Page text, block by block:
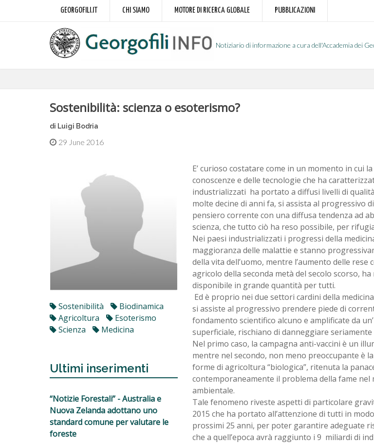
GEORGOFILI.IT CHI SIAMO MOTORE DI RICERCA GLOBALE PUBBLICAZIONI
Notiziario di informazione a cura dell'Accademia dei
Sostenibilità: scienza o esoterismo?
di Luigi Bodria
29 June 2016
Sostenibilità
Biodinamica
Agricoltura
Esoterismo
Scienza
Medicina
Ultimi inserimenti
“Notizie Forestali” - Australia e
Nuova Zelanda adottano uno
standard comune per valutare le
foreste
E’ curioso costatare come in un momento in cui
conoscenze e delle tecnologie che ha
industrializzati ha portato a diffusi livelli di
molte decine di anni fa, si assista al progressivo
pensiero corrente con una diffusa tendenza ad
scienza, che tutto ciò ha reso possibile, per
Nei paesi industrializzati i progressi della
maggioranza delle malattie e stanno
della vita dell’uomo, mentre l’aumento delle
agricolo della seconda metà del secolo scorso,
disponibile in grande quantità per tutti.
Ed è proprio nei due settori cardini della
si assiste al progressivo prendere piede di
fondamento scientifico alcuno e amplificate da
superficiale, rischiano di danneggiare seriamente
Nel primo caso, la campagna anti-vaccini è un
mentre nel secondo, non meno preoccupante è
forme di agricoltura “biologica”, ritenuta la
contemporaneamente il problema della fame nel
ambientale.
Tale fenomeno riveste aspetti di particolare
2015 che ha portato all’attenzione di tutti in
prossimi 25 anni, per poter garantire adeguate
che a quell’epoca avrà raggiunto i 9 miliardi di